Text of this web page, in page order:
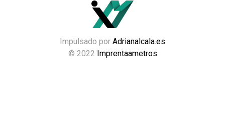
© 2022 Imprentaametros
Impulsado por Adrianalcala.es